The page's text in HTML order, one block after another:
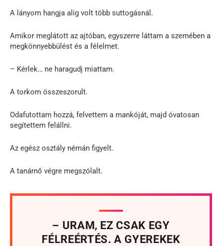
A lányom hangja alig volt több suttogásnál.
Amikor meglátott az ajtóban, egyszerre láttam a szemében a
megkönnyebbülést és a félelmet.
– Kérlek… ne haragudj miattam.
A torkom összeszorult.
Odafutottam hozzá, felvettem a mankóját, majd óvatosan
segítettem felállni.
Az egész osztály némán figyelt.
A tanárnő végre megszólalt.
– URAM, EZ CSAK EGY
FÉLREÉRTÉS. A GYEREKEK